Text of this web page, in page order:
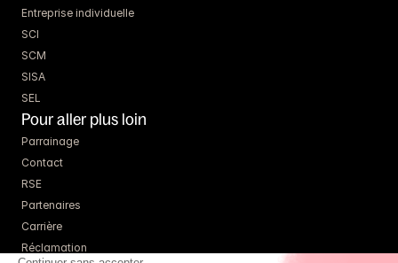
Entreprise individuelle
SCI
SCM
SISA
SEL
Pour aller plus loin
Parrainage
Contact
RSE
Partenaires
Carrière
Réclamation